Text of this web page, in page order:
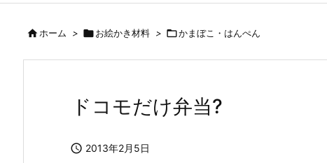
ホーム > お絵かき材料 > かまぼこ・はんぺん
ドコモだけ弁当?
 2013年2月5日